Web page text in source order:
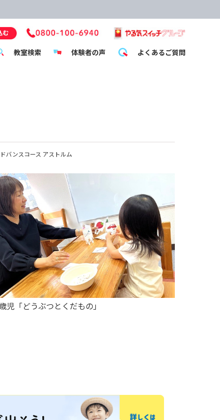
教室検索 体験者の声 よくあるご質問
バンスコース アストルム
児「どうぶつとくだもの」